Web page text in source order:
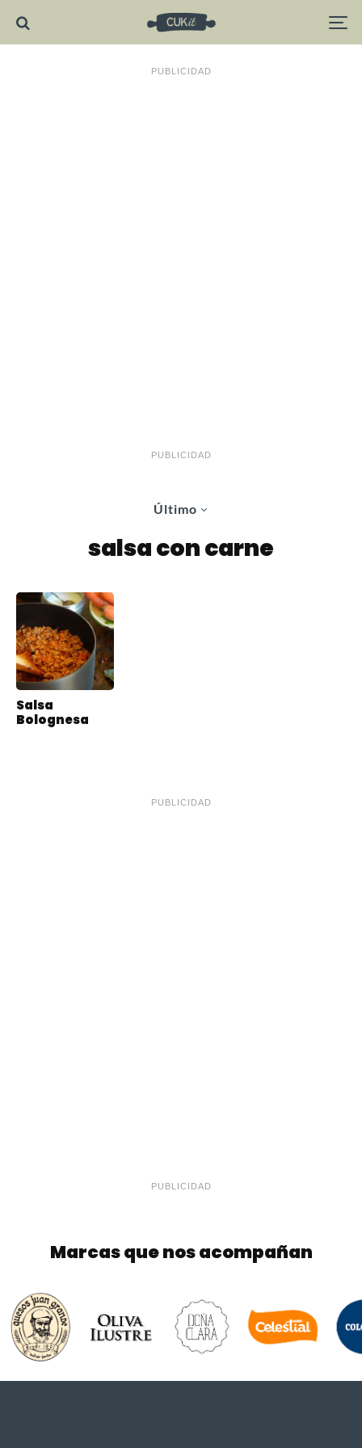
PUBLICIDAD
PUBLICIDAD
Último
salsa con carne
Salsa
Bolognesa
PUBLICIDAD
PUBLICIDAD
Marcas que nos acompañan